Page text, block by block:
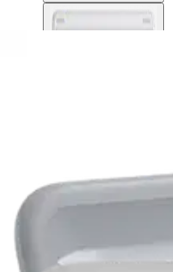
Avaa kuva suurempana
Avaa kuva suurempana